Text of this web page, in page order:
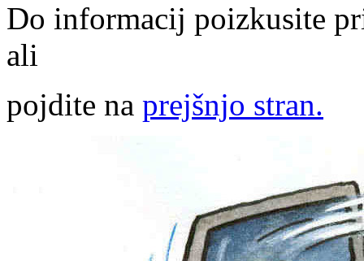
Do informacij poizkusite
ali
pojdite na prejšnjo stran.